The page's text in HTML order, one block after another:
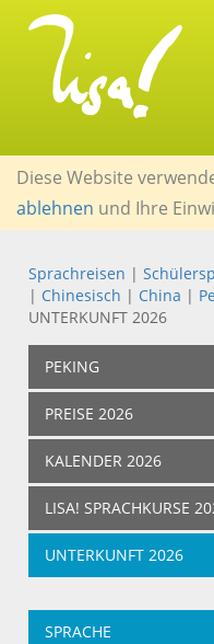
Diese Website
ablehnen und Ihre
Sprachreisen |
| Chinesisch | China |
UNTERKUNFT 2026
PEKING
PREISE 2026
KALENDER 2026
LISA! SPRACHKURSE
UNTERKUNFT 2026
SPRACHE